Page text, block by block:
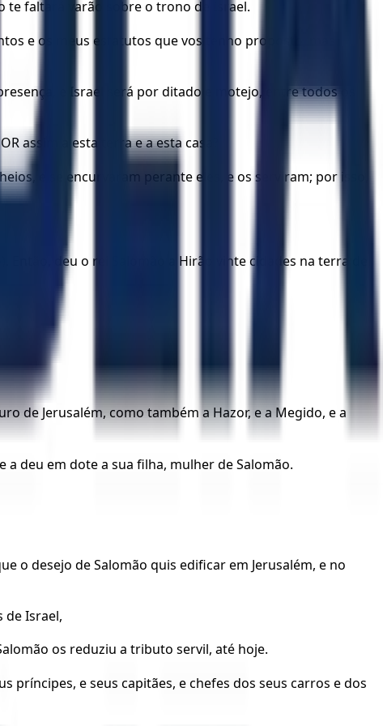
te faltará varão sobre o trono de Israel.
e os meus estatutos que vos tenho proposto, mas
e Israel será por ditado e motejo, entre todos os
assim a esta terra e a esta casa?
e se encurvaram perante eles, e os serviram; por isso,
deu o rei Salomão a Hirão vinte cidades na terra de
de Jerusalém, como também a Hazor, e a Megido, e a
a deu em dote a sua filha, mulher de Salomão.
o desejo de Salomão quis edificar em Jerusalém, e no
de Israel,
os reduziu a tributo servil, até hoje.
príncipes, e seus capitães, e chefes dos seus carros e dos